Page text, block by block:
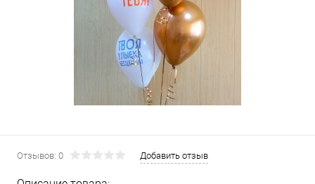
Отзывов: 0 Добавить отзыв